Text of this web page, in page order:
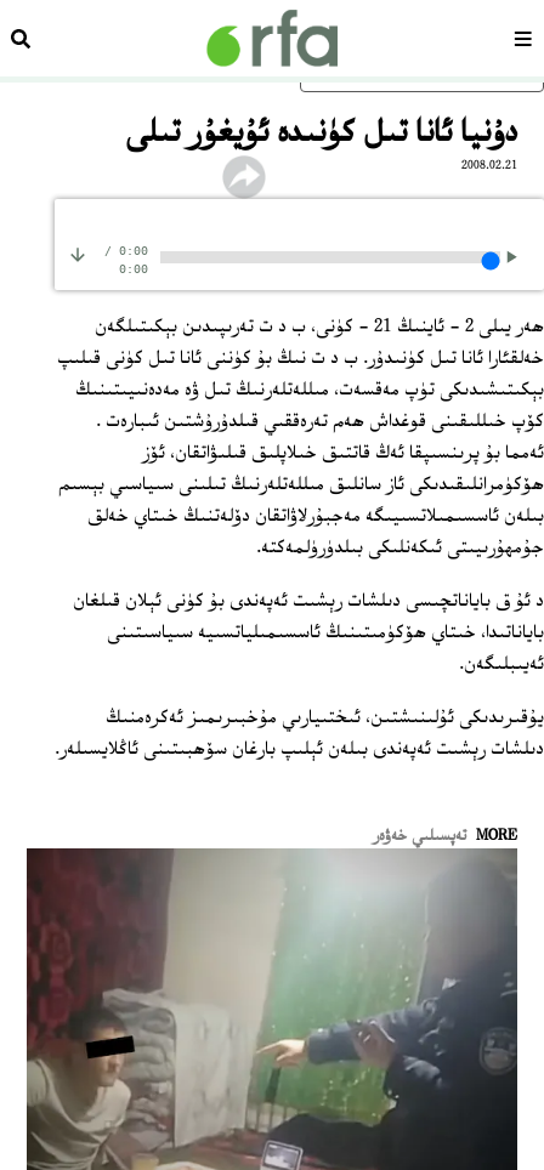
ئاساسلىق مەزمۇنغا ئاتلاڭسەھىپە
دۇنيا ئانا تىل كۈنىدە ئۇيغۇر تىلى
2008.02.21
0:00
/
0:00
ھەر يىلى 2 - ئاينىڭ 21 - كۈنى، ب د ت تەرىپىدىن بېكىتىلگەن
خەلقئارا ئانا تىل كۈنىدۇر. ب د ت نىڭ بۇ كۈننى ئانا تىل كۈنى قىلىپ
بېكىتىشىدىكى تۈپ مەقسەت، مىللەتلەرنىڭ تىل ۋە مەدەنىيىتىنىڭ
كۆپ خىللىقىنى قوغداش ھەم تەرەققىي قىلدۇرۇشتىن ئىبارەت .
ئەمما بۇ پرىنسىپقا ئەڭ قاتتىق خىلاپلىق قىلىۋاتقان، ئۆز
ھۆكۈمرانلىقىدىكى ئاز سانلىق مىللەتلەرنىڭ تىلىنى سىياسىي بېسىم
بىلەن ئاسسىمىلاتسىيىگە مەجبۇرلاۋاتقان دۆلەتنىڭ خىتاي خەلق
جۇمھۇرىيىتى ئىكەنلىكى بىلدۈرۈلمەكتە.
د ئۇ ق باياناتچىسى دىلشات رېشىت ئەپەندى بۇ كۈنى ئېلان قىلغان
باياناتىدا، خىتاي ھۆكۈمىتىنىڭ ئاسسىمىلياتسىيە سىياسىتىنى
ئەيىبلىگەن.
يۇقىرىدىكى ئۇلىنىشتىن، ئىختىيارىي مۇخبىرىمىز ئەكرەمنىڭ
دىلشات رېشىت ئەپەندى بىلەن ئېلىپ بارغان سۆھبىتىنى ئاڭلايسىلەر.
MORE تەپسىلىي خەۋەر